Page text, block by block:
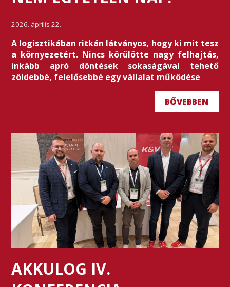
2026. április 22.
A logisztikában ritkán látványos, hogy ki mit tesz
a környezetért. Nincs körülötte nagy felhajtás,
inkább apró döntések sokaságával tehető
zöldebbé, felelősebbé egy vállalat működése
BŐVEBBEN
AKKULOG IV.